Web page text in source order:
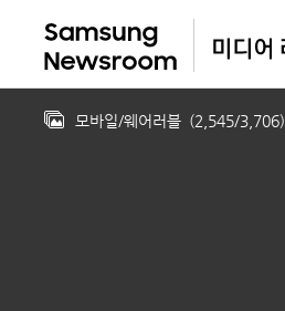
모바일/웨어러블 (2,545/3,706)